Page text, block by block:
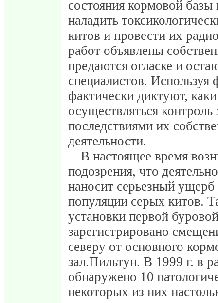
состояния кормовой
наладить
китов и провести их
работ объявлены
предаются огласке и
специалистов.
фактически диктуют,
осуществляться
последствиями их
деятельности.
В настоящее время
подозрения, что
наносит серьезный
популяции серых китов.
установки первой
зарегистрировано
северу от основного
зал.Пильтун. В 1999 г. в
обнаружено 10
некоторых из них